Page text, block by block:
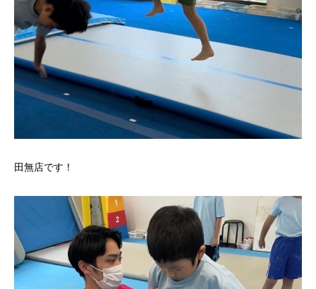
田無店です！